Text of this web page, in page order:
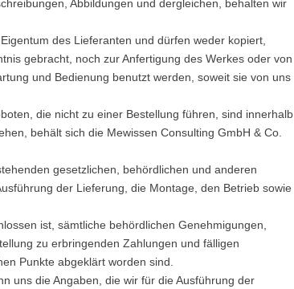
Abbildungen und dergleichen, behalten wir
des Lieferanten und dürfen weder kopiert,
gebracht, noch zur Anfertigung des Werkes oder von
und Bedienung benutzt werden, soweit sie von uns
die nicht zu einer Bestellung führen, sind innerhalb
behält sich die Mewissen Consulting GmbH & Co.
gesetzlichen, behördlichen und anderen
der Lieferung, die Montage, den Betrieb sowie
ist, sämtliche behördlichen Genehmigungen,
zu erbringenden Zahlungen und fälligen
Punkte abgeklärt worden sind.
uns die Angaben, die wir für die Ausführung der